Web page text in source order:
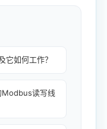
如何工作？
读写线